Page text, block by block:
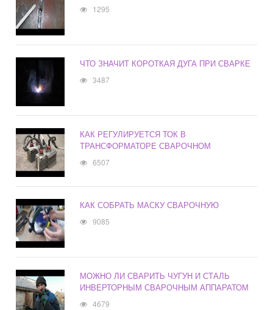
1295
ЧТО ЗНАЧИТ КОРОТКАЯ ДУГА ПРИ СВАРКЕ
3487
КАК РЕГУЛИРУЕТСЯ ТОК В
ТРАНСФОРМАТОРЕ СВАРОЧНОМ
6507
КАК СОБРАТЬ МАСКУ СВАРОЧНУЮ
9085
МОЖНО ЛИ СВАРИТЬ ЧУГУН И СТАЛЬ
ИНВЕРТОРНЫМ СВАРОЧНЫМ АППАРАТОМ
4679